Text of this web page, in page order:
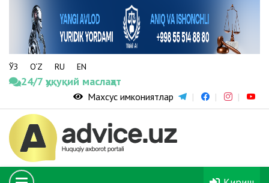
ЎЗ O‘Z RU EN
24/7 ҳуқуқий маслаҳат
Махсус имкониятлар